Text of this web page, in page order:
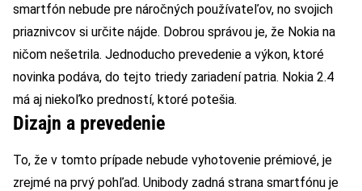
smartfón nebude pre náročných používateľov, no svojich
priaznivcov si určite nájde. Dobrou správou je, že Nokia na
ničom nešetrila. Jednoducho prevedenie a výkon, ktoré
novinka podáva, do tejto triedy zariadení patria. Nokia 2.4
má aj niekoľko predností, ktoré potešia.
Dizajn a prevedenie
To, že v tomto prípade nebude vyhotovenie prémiové, je
zrejmé na prvý pohľad. Unibody zadná strana smartfónu je